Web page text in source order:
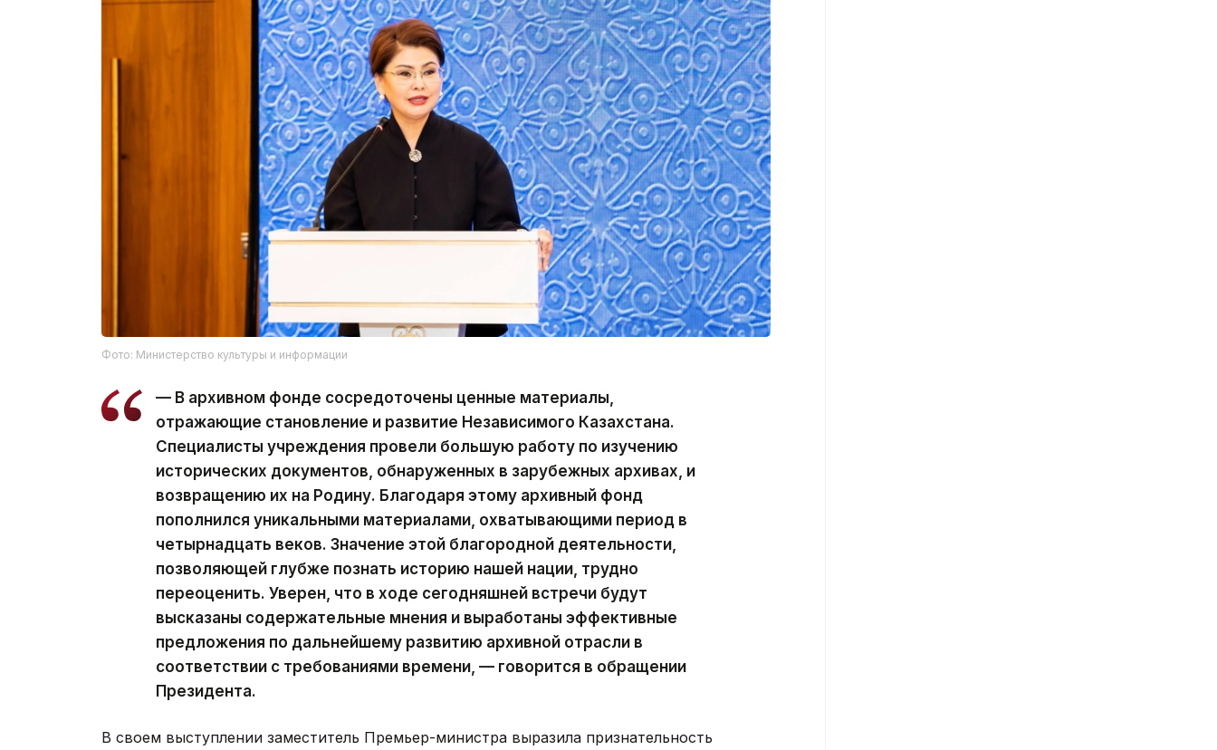
Фото: Министерство культуры и информации
— В архивном фонде сосредоточены ценные материалы,
отражающие становление и развитие Независимого Казахстана.
Специалисты учреждения провели большую работу по изучению
исторических документов, обнаруженных в зарубежных архивах, и
возвращению их на Родину. Благодаря этому архивный фонд
пополнился уникальными материалами, охватывающими период в
четырнадцать веков. Значение этой благородной деятельности,
позволяющей глубже познать историю нашей нации, трудно
переоценить. Уверен, что в ходе сегодняшней встречи будут
высказаны содержательные мнения и выработаны эффективные
предложения по дальнейшему развитию архивной отрасли в
соответствии с требованиями времени, — говорится в обращении
Президента.
В своем выступлении заместитель Премьер-министра выразила признательность